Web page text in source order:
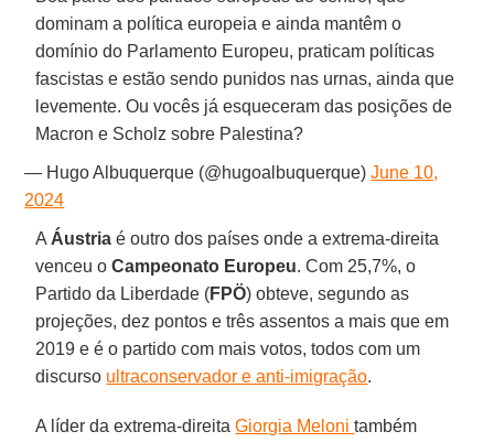
dominam a política europeia e ainda mantêm o
domínio do Parlamento Europeu, praticam políticas
fascistas e estão sendo punidos nas urnas, ainda que
levemente. Ou vocês já esqueceram das posições de
Macron e Scholz sobre Palestina?
— Hugo Albuquerque (@hugoalbuquerque)June 10,
2024
A Áustria é outro dos países onde a extrema-direita
venceu oCampeonato Europeu. Com 25,7%, o
Partido da Liberdade (FPÖ) obteve, segundo as
projeções, dez pontos e três assentos a mais que em
2019 e é o partido com mais votos, todos com um
discurso ultraconservador e anti-imigração.
A líder da extrema-direitaGiorgia Melonitambém